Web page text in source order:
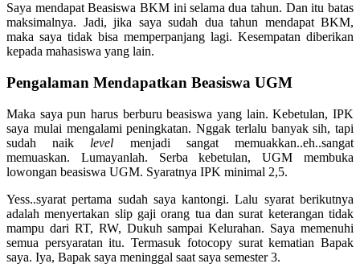
Saya mendapat Beasiswa BKM ini selama dua tahun. Dan itu batas
maksimalnya. Jadi, jika saya sudah dua tahun mendapat BKM,
maka saya tidak bisa memperpanjang lagi. Kesempatan diberikan
kepada mahasiswa yang lain.
Pengalaman Mendapatkan Beasiswa UGM
Maka saya pun harus berburu beasiswa yang lain. Kebetulan, IPK
saya mulai mengalami peningkatan. Nggak terlalu banyak sih, tapi
sudah naik level menjadi sangat memuakkan..eh..sangat
memuaskan. Lumayanlah. Serba kebetulan, UGM membuka
lowongan beasiswa UGM. Syaratnya IPK minimal 2,5.
Yess..syarat pertama sudah saya kantongi. Lalu syarat berikutnya
adalah menyertakan slip gaji orang tua dan surat keterangan tidak
mampu dari RT, RW, Dukuh sampai Kelurahan. Saya memenuhi
semua persyaratan itu. Termasuk fotocopy surat kematian Bapak
saya. Iya, Bapak saya meninggal saat saya semester 3.